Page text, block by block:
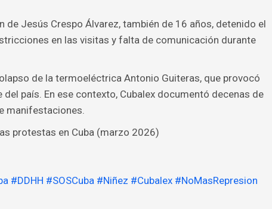
de Jesús Crespo Álvarez, también de 16 años, detenido el
en las visitas y falta de comunicación durante
de la termoeléctrica Antonio Guiteras, que provocó
país. En ese contexto, Cubalex documentó decenas de
manifestaciones.
protestas en Cuba (marzo 2026)
#DDHH #SOSCuba #Niñez #Cubalex #NoMasRepresion